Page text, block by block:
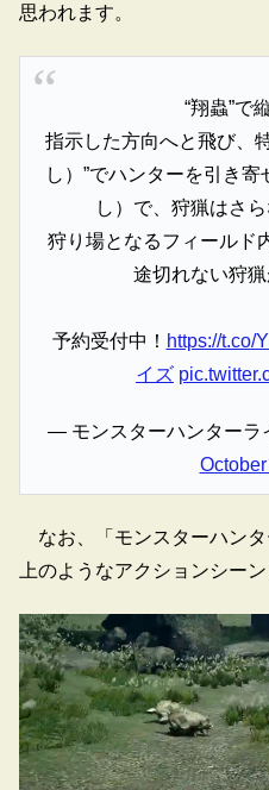
思われます。
“翔蟲”で
指示した方向へと飛び、
し）”でハンターを引き
し）で、狩猟はさ
狩り場となるフィールド
途切れない狩猟
予約受付中！ https://t.co/
イズ
— モンスターハンターラ
なお、「モンスターハンタ
上のようなアクションシー